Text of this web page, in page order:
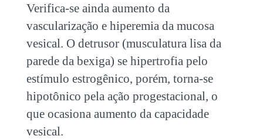
Verifica-se ainda aumento da
vascularização e hiperemia da mucosa
vesical. O detrusor (musculatura lisa da
parede da bexiga) se hipertrofia pelo
estímulo estrogênico, porém, torna-se
hipotônico pela ação progestacional, o
que ocasiona aumento da capacidade
vesical.